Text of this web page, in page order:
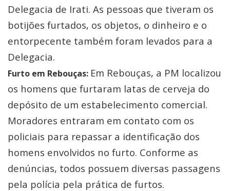
Delegacia de Irati. As pessoas que tiveram os
botijões furtados, os objetos, o dinheiro e o
entorpecente também foram levados para a
Delegacia.
Furto em Rebouças: Em Rebouças, a PM localizou
os homens que furtaram latas de cerveja do
depósito de um estabelecimento comercial.
Moradores entraram em contato com os
policiais para repassar a identificação dos
homens envolvidos no furto. Conforme as
denúncias, todos possuem diversas passagens
pela polícia pela prática de furtos.